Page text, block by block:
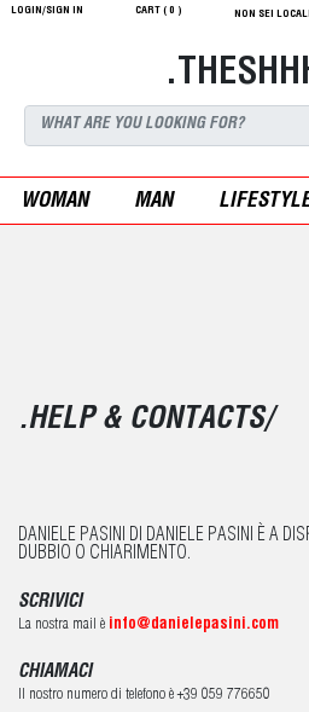
LOGIN/SIGN IN CART ( 0 ) NON SEI
WOMAN MAN
.HELP & CONTACTS/
DANIELE PASINI DI DANIELE PASINI È A
DUBBIO O CHIARIMENTO.
SCRIVICI
La nostra mail è info@danielepasini.com
CHIAMACI
Il nostro numero di telefono è +39 059 776650